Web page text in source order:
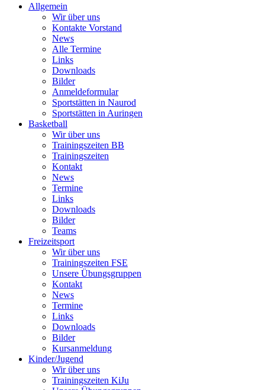
Allgemein
Wir über uns
Kontakte Vorstand
News
Alle Termine
Links
Downloads
Bilder
Anmeldeformular
Sportstätten in Naurod
Sportstätten in Auringen
Basketball
Wir über uns
Trainingszeiten BB
Trainingszeiten
Kontakt
News
Termine
Links
Downloads
Bilder
Teams
Freizeitsport
Wir über uns
Trainingszeiten FSE
Unsere Übungsgruppen
Kontakt
News
Termine
Links
Downloads
Bilder
Kursanmeldung
Kinder/Jugend
Wir über uns
Trainingszeiten KiJu